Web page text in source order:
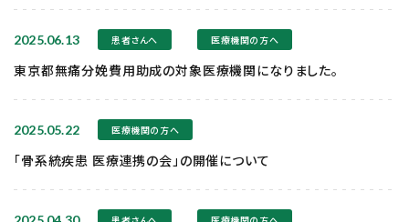
2025.06.13 患者さんへ 医療機関の方へ
東京都無痛分娩費用助成の対象医療機関になりました。
2025.05.22 医療機関の方へ
「骨系統疾患 医療連携の会」の開催について